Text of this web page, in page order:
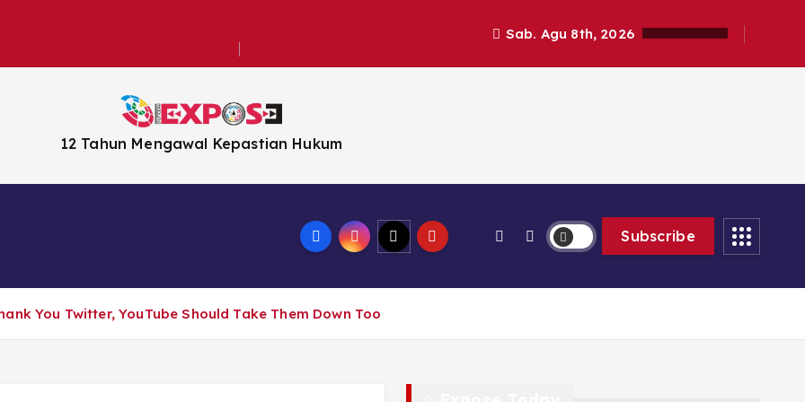
Sab. Agu 8th, 2026
12 Tahun Mengawal Kepastian Hukum
Subscribe
You Twitter, YouTube Should Take Them Down Too